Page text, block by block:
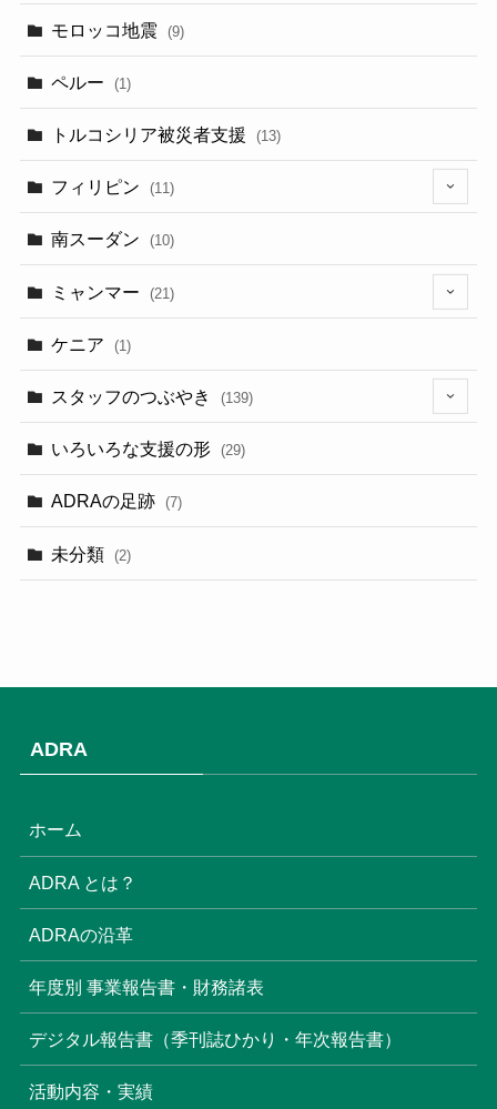
モロッコ地震 (9)
ペルー (1)
トルコシリア被災者支援 (13)
フィリピン (11)
南スーダン (10)
ミャンマー (21)
ケニア (1)
スタッフのつぶやき (139)
(3)
(1)
(3)
(6)
(8)
(22)
いろいろな支援の形 (29)
ADRAの足跡 (7)
未分類 (2)
ADRA
ホーム
ADRA とは？
ADRAの沿革
年度別 事業報告書・財務諸表
デジタル報告書（季刊誌ひかり・年次報告書）
活動内容・実績